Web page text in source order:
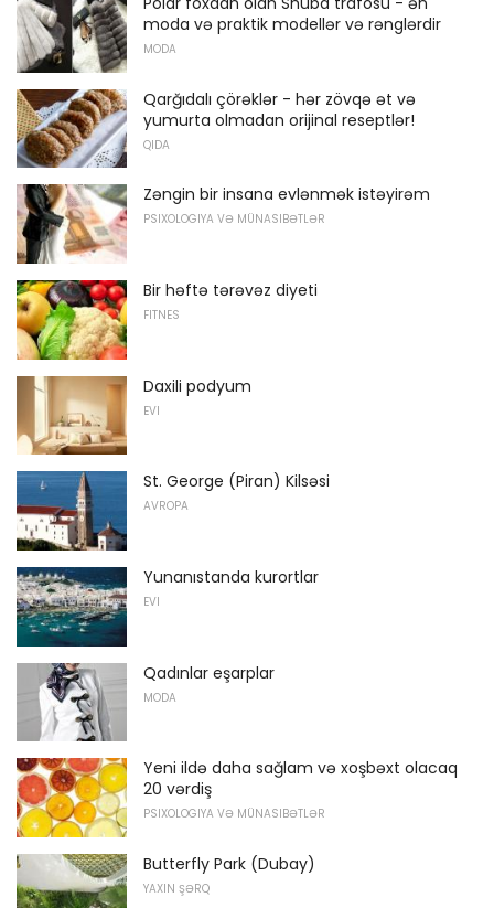
moda və praktik modellər və rənglərdir
MODA
Qarğıdalı çörəklər - hər zövqə ət və
yumurta olmadan orijinal reseptlər!
QIDA
Zəngin bir insana evlənmək istəyirəm
PSIXOLOGIYA VƏ MÜNASIBƏTLƏR
Bir həftə tərəvəz diyeti
FITNES
Daxili podyum
EVI
St. George (Piran) Kilsəsi
AVROPA
Yunanıstanda kurortlar
EVI
Qadınlar eşarplar
MODA
Yeni ildə daha sağlam və xoşbəxt olacaq
20 vərdiş
PSIXOLOGIYA VƏ MÜNASIBƏTLƏR
Butterfly Park (Dubay)
YAXIN ŞƏRQ